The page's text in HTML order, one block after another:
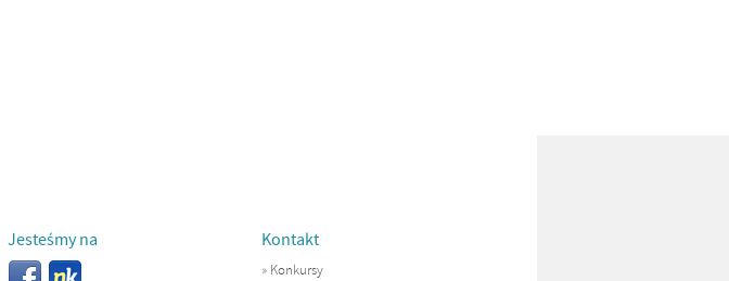
Jesteśmy na Kontakt
» Konkursy